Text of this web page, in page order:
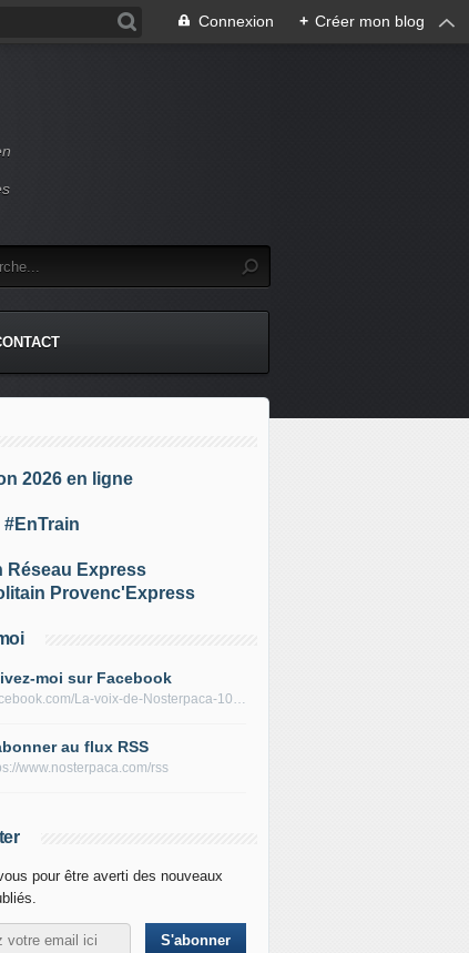
Connexion + Créer mon blog
2026 en ligne
#EnTrain
Réseau Express
Provenc'Express
moi sur Facebook
//facebook.com/La-voix-de-Nosterpaca-106434384284735
au flux RSS
www.nosterpaca.com/rss
pour être averti des nouveaux